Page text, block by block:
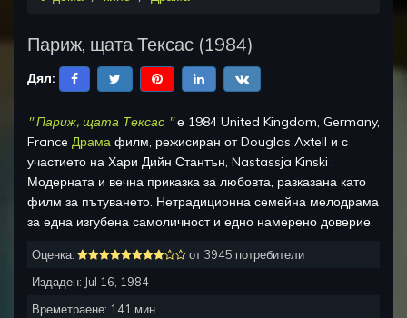
Париж, щата Тексас (1984)
Дял:
"Париж, щата Тексас "е 1984 United Kingdom, Germany,
France Драма филм, режисиран отDouglas Axtell и с
участието на Хари Дийн Стантън, Nastassja Kinski .
Модерната и вечна приказка за любовта, разказана като
филм за пътуването. Нетрадиционна семейна мелодрама
за една изгубена самоличност и едно намерено доверие.
Оценка:
от 3945 потребители
Издаден: Jul 16, 1984
Времетраене: 141 мин.